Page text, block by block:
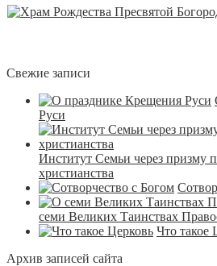
Свежие записи
Руси
Институт Семьи через призму
христианства
семи Великих Таинствах
Что такое
Архив записей сайта